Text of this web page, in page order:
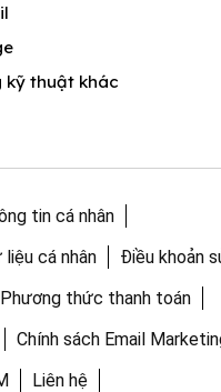
kỹ thuật khác
tin cá nhân
cá nhân
Điều khoản
Phương thức thanh toán
Chính sách Email
Liên hệ